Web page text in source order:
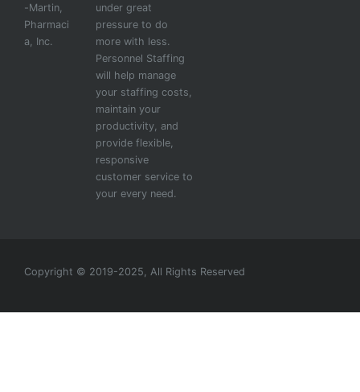
-Martin,
Pharmaci
a, Inc.
under great
pressure to do
more with less.
Personnel Staffing
will help manage
your staffing costs,
maintain your
productivity, and
provide flexible,
responsive
customer service to
your every need.
Copyright © 2019-2025, All Rights Reserved